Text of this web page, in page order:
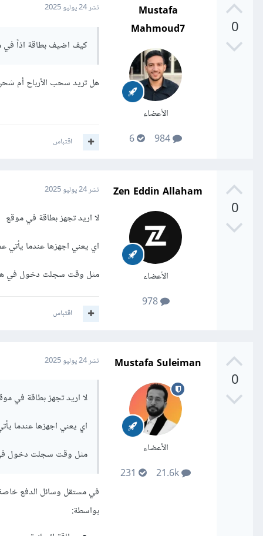
0
Mustafa
Mahmoud7
الأعضاء
نشر24 يوليو 2025
كيف اضيف بطاقة اذاً
هل تريد سحب الأرباح أم
اقتباس
0
Zen Eddin Allaham
الأعضاء
978
نشر24 يوليو 2025
لا اريد تجهز بطاقة في موقع
اي يعني اجهزها عندما يأتي
مثل وقت سجلت دخول في
اقتباس
0
Mustafa Suleiman
الأعضاء
نشر24 يوليو 2025
لا اريد تجهز بطاقة في
اي يعني اجهزها عندما
مثل وقت سجلت دخول
في مستقل وسائل الدفع
بواسطة: